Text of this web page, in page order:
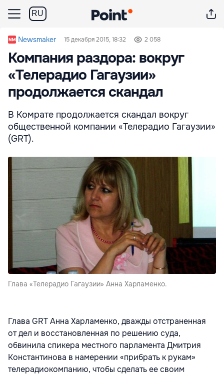
RU
Newsmaker 15 декабря 2015, 18:32 2 058
Компания раздора: вокруг
«Телерадио Гагаузии»
продолжается скандал
В Комрате продолжается скандал вокруг
общественной компании «Телерадио Гагаузии»
(GRT).
Глава «Телерадио Гагаузии» Анна Харламенко.
Глава GRT Анна Харламенко, дважды отстраненная
от дел и восстановленная по решению суда,
обвинила спикера местного парламента Дмитрия
Константинова в намерении «прибрать к рукам»
телерадиокомпанию, чтобы сделать ее своим